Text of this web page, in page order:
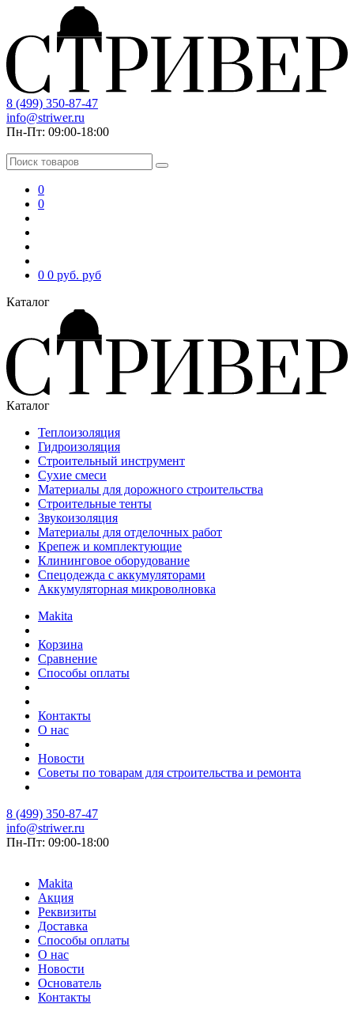
8 (499) 350-87-47
info@striwer.ru
Пн-Пт: 09:00-18:00
0
0
0 0 руб. руб
Каталог
Каталог
Теплоизоляция
Гидроизоляция
Строительный инструмент
Сухие смеси
Материалы для дорожного строительства
Строительные тенты
Звукоизоляция
Материалы для отделочных работ
Крепеж и комплектующие
Клининговое оборудование
Спецодежда с аккумуляторами
Аккумуляторная микроволновка
Makita
Корзина
Сравнение
Способы оплаты
Контакты
О нас
Новости
Советы по товарам для строительства и ремонта
8 (499) 350-87-47
info@striwer.ru
Пн-Пт: 09:00-18:00
Makita
Акция
Реквизиты
Доставка
Способы оплаты
О нас
Новости
Основатель
Контакты